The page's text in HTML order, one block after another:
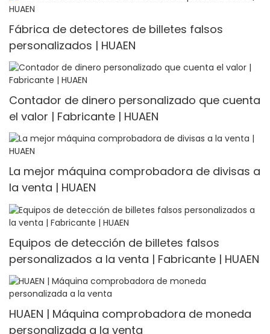
Fábrica de detectores de billetes falsos
personalizados | HUAEN
Contador de dinero personalizado que cuenta
el valor | Fabricante | HUAEN
La mejor máquina comprobadora de divisas a
la venta | HUAEN
Equipos de detección de billetes falsos
personalizados a la venta | Fabricante | HUAEN
HUAEN | Máquina comprobadora de moneda
personalizada a la venta